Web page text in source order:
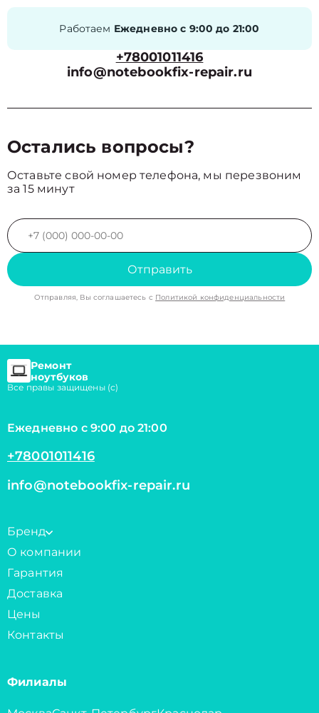
Работаем Ежедневно с 9:00 до 21:00
+78001011416
info@notebookfix-repair.ru
Остались вопросы?
Оставьте свой номер телефона, мы перезвоним
за 15 минут
Отправить
Отправляя, Вы соглашаетесь с Политикой конфиденциальности
Ремонт
ноутбуков
Все правы защищены (с)
Ежедневно с 9:00 до 21:00
+78001011416
info@notebookfix-repair.ru
Бренд
О компании
Гарантия
Доставка
Цены
Контакты
Филиалы